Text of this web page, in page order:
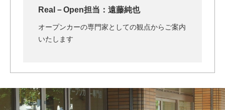
Real－Open担当：遠藤純也
オープンカーの専門家としての観点からご案内
いたします